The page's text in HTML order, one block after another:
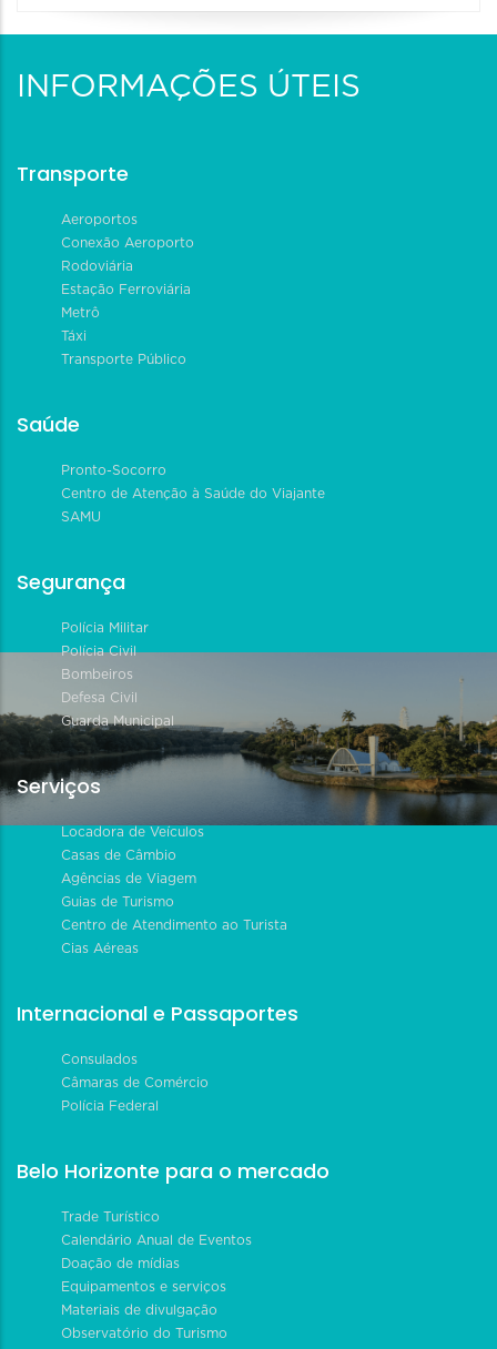
INFORMAÇÕES ÚTEIS
Transporte
Aeroportos
Conexão Aeroporto
Rodoviária
Estação Ferroviária
Metrô
Táxi
Transporte Público
Saúde
Pronto-Socorro
Centro de Atenção à Saúde do Viajante
SAMU
Segurança
Polícia Militar
Polícia Civil
Bombeiros
Defesa Civil
Guarda Municipal
Serviços
Locadora de Veículos
Casas de Câmbio
Agências de Viagem
Guias de Turismo
Centro de Atendimento ao Turista
Cias Aéreas
Internacional e Passaportes
Consulados
Câmaras de Comércio
Polícia Federal
Belo Horizonte para o mercado
Trade Turístico
Calendário Anual de Eventos
Doação de mídias
Equipamentos e serviços
Materiais de divulgação
Observatório do Turismo